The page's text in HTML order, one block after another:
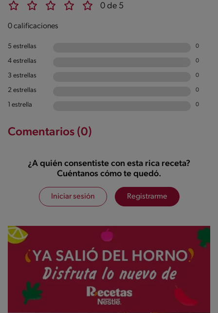
0 de 5
0 calificaciones
5 estrellas 0
4 estrellas 0
3 estrellas 0
2 estrellas 0
1 estrella 0
Comentarios (0)
¿A quién consentiste con esta rica receta?
Cuéntanos cómo te quedó.
Iniciar sesión Registrarme